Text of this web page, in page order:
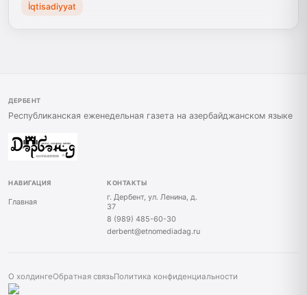
İqtisadiyyat
ДЕРБЕНТ
Республиканская еженедельная газета на азербайджанском языке
НАВИГАЦИЯ
Главная
КОНТАКТЫ
г. Дербент, ул. Ленина, д.
37
8 (989) 485-60-30
derbent@etnomediadag.ru
О холдингеОбратная связьПолитика конфиденциальности